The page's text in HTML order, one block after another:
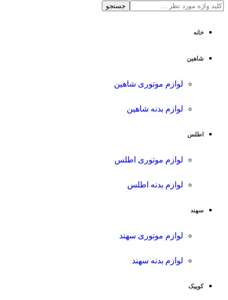
جستجو
خانه
شاهین
لوازم موتوری شاهین
لوازم بدنه شاهین
اطلس
لوازم موتوری اطلس
لوازم بدنه اطلس
سهند
لوازم موتوری سهند
لوازم بدنه سهند
کوییک